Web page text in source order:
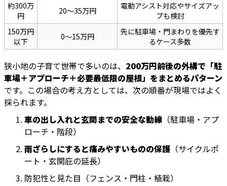
約300万
円
20〜35万円
電動アシスト対応やサイズアッ
プも検討
150万円
以下
0〜15万円
先に駐車場・門まわりを優先す
るケース多数
狭小地の子育て世帯で多いのは、 200万円前後の外構で「駐
車場＋アプローチ＋必要最低限の屋根」をまとめるパターン
です。この場合の考え方としては、次の順番が現場ではよく
採られます。
車の出し入れと玄関までの安全な動線 （駐車場・アプ
ローチ・階段）
雨ざらしにすると痛みやすいものの保護 （サイクルポ
ート・玄関庇の延長）
防犯性と見た目（フェンス・門柱・植栽）